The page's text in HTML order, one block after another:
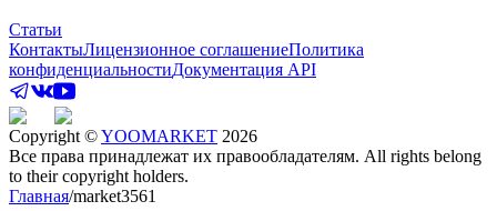
Статьи
КонтактыЛицензионное соглашениеПолитика
конфиденциальностиДокументация API
Copyright ©YOOMARKET 2026
Все права принадлежат их правообладателям. All rights belong
to their copyright holders.
Главная/market3561